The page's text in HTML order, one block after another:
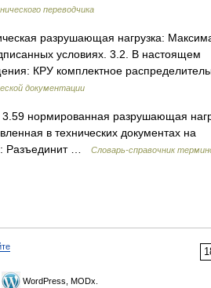
переводчика
разрушающая нагрузка:
условиях. 3.2. В настоящем
КРУ комплектное
документации
нормированная разрушающая
в технических документах на
Разъединит …
Словарь-справочник
WordPress, MODx.